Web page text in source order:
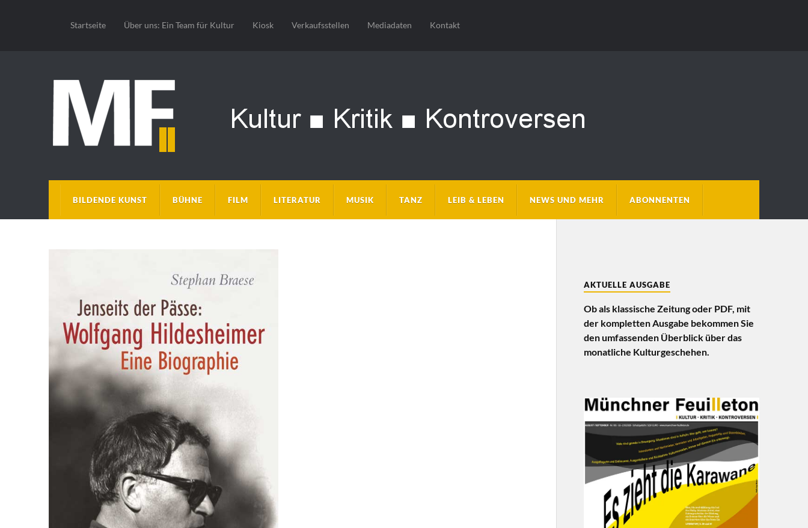
Startseite Über uns: Ein Team für Kultur Kiosk Verkaufsstellen Mediadaten Kontakt
BILDENDE KUNST BÜHNE FILM LITERATUR MUSIK TANZ LEIB & LEBEN NEWS UND MEHR ABONNENTEN
AKTUELLE AUSGABE
Ob als klassische Zeitung oder PDF, mit
der kompletten Ausgabe bekommen Sie
den umfassenden Überblick über das
monatliche Kulturgeschehen.